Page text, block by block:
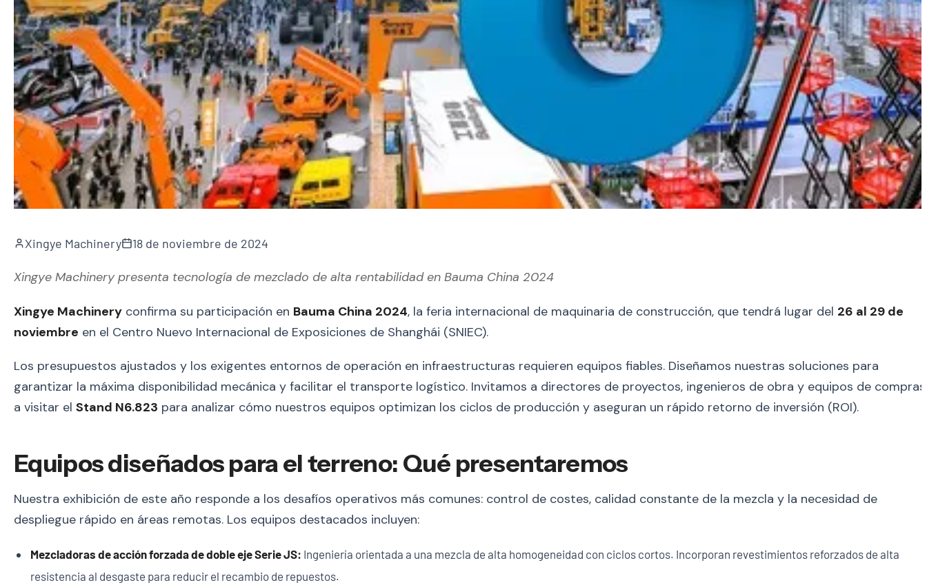
Xingye Machinery 18 de noviembre de 2024
Xingye Machinery presenta tecnología de mezclado de alta rentabilidad en Bauma China 2024
Xingye Machinery confirma su participación en Bauma China 2024, la feria internacional de maquinaria de construcción, que tendrá lugar del 26 al 29 de
noviembre en el Centro Nuevo Internacional de Exposiciones de Shanghái (SNIEC).
Los presupuestos ajustados y los exigentes entornos de operación en infraestructuras requieren equipos fiables. Diseñamos nuestras soluciones para
garantizar la máxima disponibilidad mecánica y facilitar el transporte logístico. Invitamos a directores de proyectos, ingenieros de obra y equipos de compras
a visitar el Stand N6.823 para analizar cómo nuestros equipos optimizan los ciclos de producción y aseguran un rápido retorno de inversión (ROI).
Equipos diseñados para el terreno: Qué presentaremos
Nuestra exhibición de este año responde a los desafíos operativos más comunes: control de costes, calidad constante de la mezcla y la necesidad de
despliegue rápido en áreas remotas. Los equipos destacados incluyen:
Mezcladoras de acción forzada de doble eje Serie JS: Ingeniería orientada a una mezcla de alta homogeneidad con ciclos cortos. Incorporan revestimientos reforzados de alta
resistencia al desgaste para reducir el recambio de repuestos.